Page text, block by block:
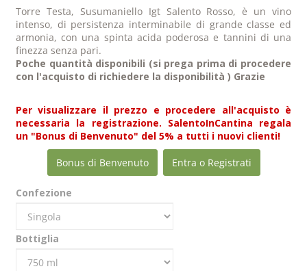
Torre Testa, Susumaniello Igt Salento Rosso, è un vino
intenso, di persistenza interminabile di grande classe ed
armonia, con una spinta acida poderosa e tannini di una
finezza senza pari.
Poche quantità disponibili (si prega prima di procedere
con l'acquisto di richiedere la disponibilità ) Grazie
Per visualizzare il prezzo e procedere all'acquisto è
necessaria la registrazione. SalentoInCantina regala
un "Bonus di Benvenuto" del 5% a tutti i nuovi clienti!
Bonus di Benvenuto Entra o Registrati
Confezione
Bottiglia